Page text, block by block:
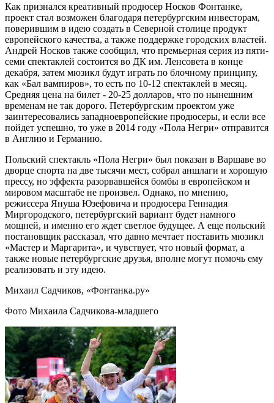
Как признался креативный продюсер Носков Фонтанке,
проект стал возможен благодаря петербургским инвесторам,
поверившим в идею создать в Северной столице продукт
европейского качества, а также поддержке городских властей.
Андрей Носков также сообщил, что премьерная серия из пяти-
семи спектаклей состоится во ДК им. Ленсовета в конце
декабря, затем мюзикл будут играть по блочному принципу,
как «Бал вампиров», то есть по 10-12 спектаклей в месяц.
Средняя цена на билет - 20-25 долларов, что по нынешним
временам не так дорого. Петербургским проектом уже
заинтересовались западноевропейские продюсеры, и если все
пойдет успешно, то уже в 2014 году «Пола Негри» отправится
в Англию и Германию.
Польский спектакль «Пола Негри» был показан в Варшаве во
дворце спорта на две тысячи мест, собрал аншлаги и хорошую
прессу, но эффекта разорвавшейся бомбы в европейском и
мировом масштабе не произвел. Однако, по мнению,
режиссера Януша Юзефовича и продюсера Геннадия
Миргородского, петербургский вариант будет намного
мощней, и именно его ждет светлое будущее. А еще польский
постановщик рассказал, что давно мечтает поставить мюзикл
«Мастер и Маргарита», и чувствует, что новый формат, а
также новые петербургские друзья, вполне могут помочь ему
реализовать и эту идею.
Михаил Садчиков, «Фонтанка.ру»
Фото Михаила Садчикова-младшего